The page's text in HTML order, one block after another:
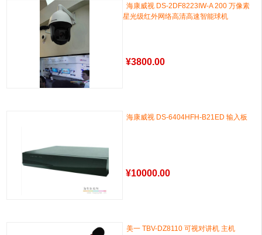
海康威视 DS-2DF8223IW-A 200 万像素
星光级红外网络高清高速智能球机
¥3800.00
海康威视 DS-6404HFH-B21ED 输入板
¥10000.00
美一 TBV-DZ8110 可视对讲机 主机